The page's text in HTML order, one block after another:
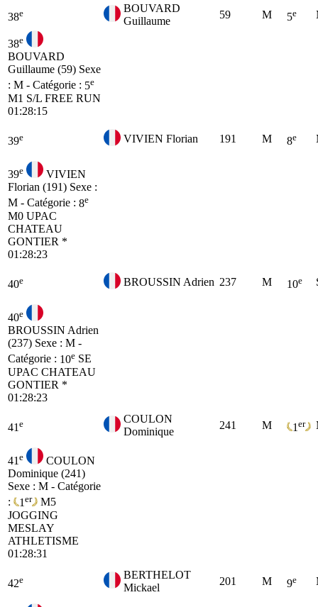
38e
BOUVARD
Guillaume
59 M 5e
38e
BOUVARD
Guillaume (59) Sexe
: M - Catégorie : 5e
M1 S/L FREE RUN
01:28:15
39e VIVIEN Florian 191 M 8e
39e
VIVIEN
Florian (191) Sexe :
M - Catégorie : 8e
M0 UPAC
CHATEAU
GONTIER *
01:28:23
40e BROUSSIN Adrien 237 M 10e
40e
BROUSSIN Adrien
(237) Sexe : M -
Catégorie : 10e SE
UPAC CHATEAU
GONTIER *
01:28:23
41 e
COULON
Dominique
241 M 1 er
41 e
COULON
Dominique (241)
Sexe : M - Catégorie
:
1 er
M5
JOGGING
MESLAY
ATHLETISME
01:28:31
42e
BERTHELOT
Mickael
201 M 9e